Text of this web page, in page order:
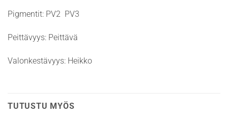
Pigmentit: PV2 PV3
Peittävyys: Peittävä
Valonkestävyys: Heikko
TUTUSTU MYÖS